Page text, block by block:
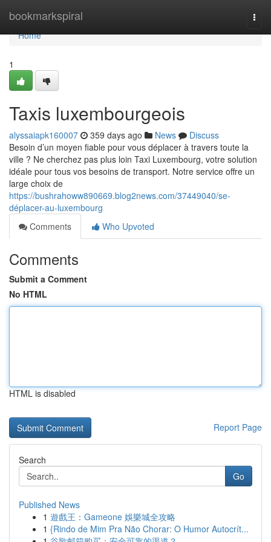
bookmarkspiral
Home
Home
1
Taxis luxembourgeois
alyssaiapk160007 359 days ago News
Discuss
Besoin d’un moyen fiable pour vous déplacer à travers toute la
ville ? Ne cherchez pas plus loin Taxi Luxembourg, votre solution
idéale pour tous vos besoins de transport. Notre service offre un
large choix de
https://bushrahoww890669.blog2news.com/37449040/se-
déplacer-au-luxembourg
Comments
Who Upvoted
Comments
Submit a Comment
No HTML
HTML is disabled
Report Page
Search
Go
Published News
1 遊戲王：Gameone 娛樂城全攻略
1 {Rindo de Mim Pra Não Chorar: O Humor Autocrít...